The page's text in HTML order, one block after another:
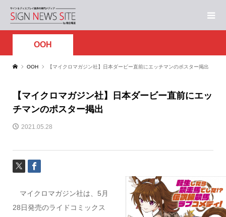
OOH
OOH 【マイクロマガジン社】日本ダービー直前にエッチマンのポスター掲出
【マイクロマガジン社】日本ダービー直前にエッ
チマンのポスター掲出
2021.05.28
マイクロマガジン社は、5月
28日発売のライドコミックス